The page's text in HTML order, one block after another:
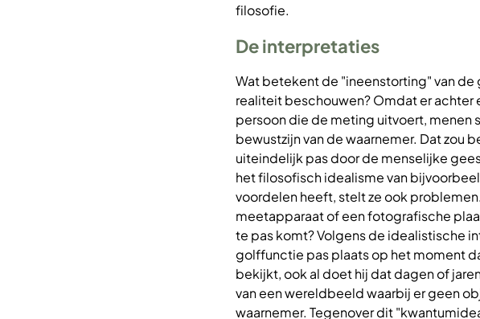
filosofie.
De interpretaties
Wat betekent de "ineenstorting" van
realiteit beschouwen? Omdat er achter
persoon die de meting uitvoert,
bewustzijn van de waarnemer. Dat zou
uiteindelijk pas door de menselijke
het filosofisch idealisme van
voordelen heeft, stelt ze ook
meetapparaat of een fotografische
te pas komt? Volgens de idealistische
golffunctie pas plaats op het moment
bekijkt, ook al doet hij dat dagen of
van een wereldbeeld waarbij er geen
waarnemer. Tegenover dit